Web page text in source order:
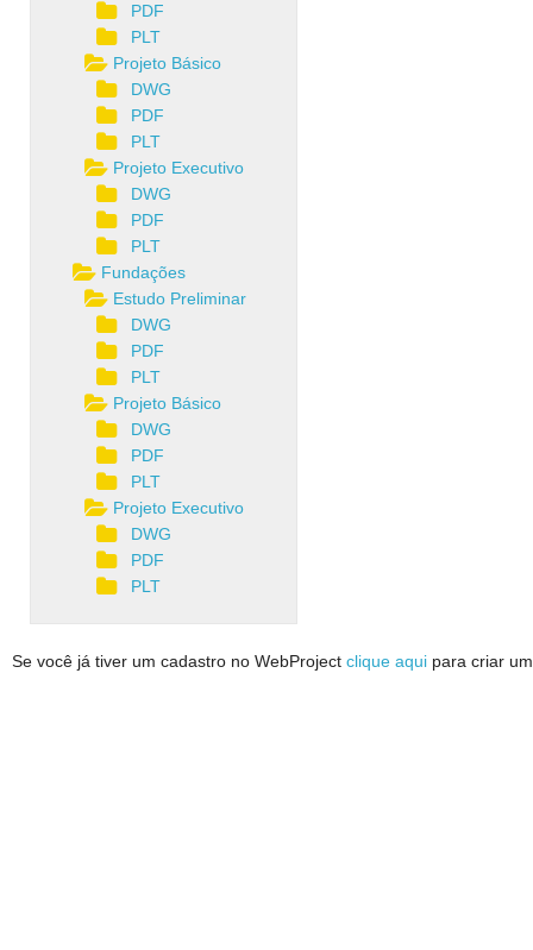
PDF
PLT
Projeto Básico
DWG
PDF
PLT
Projeto Executivo
DWG
PDF
PLT
Fundações
Estudo Preliminar
DWG
PDF
PLT
Projeto Básico
DWG
PDF
PLT
Projeto Executivo
DWG
PDF
PLT
Se você já tiver um cadastro no WebProject clique aqui para criar